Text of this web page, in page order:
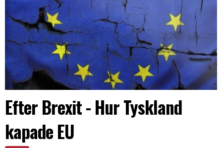
Efter Brexit - Hur Tyskland
kapade EU